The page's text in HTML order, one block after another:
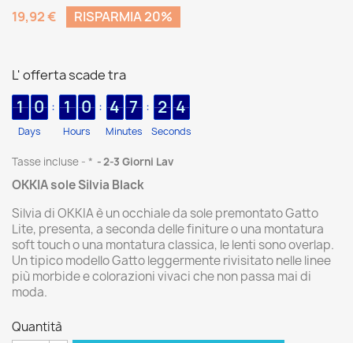
19,92 €
RISPARMIA 20%
L' offerta scade tra
1 0
Days
: 1 0
Hours
: 4 7
Minutes
: 2 4
Seconds
Tasse incluse * 2-3 Giorni Lav
OKKIA sole Silvia Black
Silvia di OKKIA è un occhiale da sole premontato Gatto
Lite, presenta, a seconda delle finiture o una montatura
soft touch o una montatura classica, le lenti sono overlap.
Un tipico modello Gatto leggermente rivisitato nelle linee
più morbide e colorazioni vivaci che non passa mai di
moda.
Quantità